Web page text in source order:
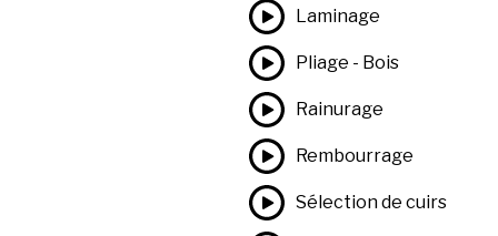
Laminage
Pliage - Bois
Rainurage
Rembourrage
Sélection de cuirs